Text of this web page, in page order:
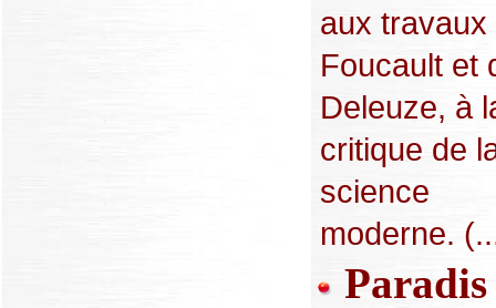
aux travaux
Foucault et
Deleuze, à
critique de
science
moderne.